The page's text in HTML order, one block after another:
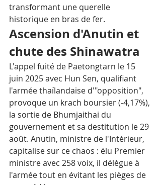
transformant une querelle
historique en bras de fer.
Ascension d'Anutin et
chute des Shinawatra
L'appel fuité de Paetongtarn le 15
juin 2025 avec Hun Sen, qualifiant
l'armée thaïlandaise d'"opposition",
provoque un krach boursier (-4,17%),
la sortie de Bhumjaithai du
gouvernement et sa destitution le 29
août. Anutin, ministre de l'Intérieur,
capitalise sur ce chaos : élu Premier
ministre avec 258 voix, il délègue à
l'armée tout en évitant les pièges de